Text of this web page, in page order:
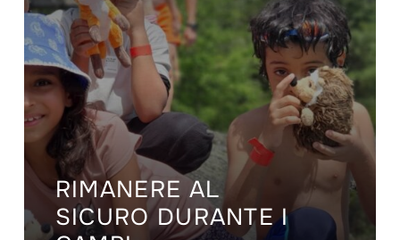
RIMANERE AL
SICURO DURANTE I